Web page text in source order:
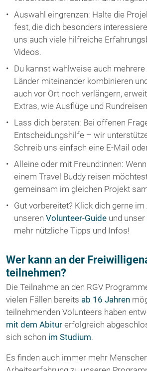
Auswahl eingrenzen: Halte die
fest, die dich besonders
uns auch viele hilfreiche
Videos.
Du kannst wahlweise auch mehrere
Länder miteinander kombinieren
auch vor Ort noch verlängern,
Extras, wie Ausflüge und
Lass dich beraten: Bei offenen
Entscheidungshilfe – wir
Schreib uns einfach eine E-Mail
Alleine oder mit Freund:innen:
einem Travel Buddy reisen
gemeinsam im gleichen Projekt
Gut vorbereitet? Klick dich gerne
unseren Volunteer-Guide und unser
mehr nützliche Tipps und Infos!
Wer kann an der
teilnehmen?
Die Teilnahme an den RGV
vielen Fällen bereits ab 16 Jahren
teilnehmenden Volunteers haben
mit dem Abitur erfolgreich
sich schon im Studium.
Es finden auch immer mehr